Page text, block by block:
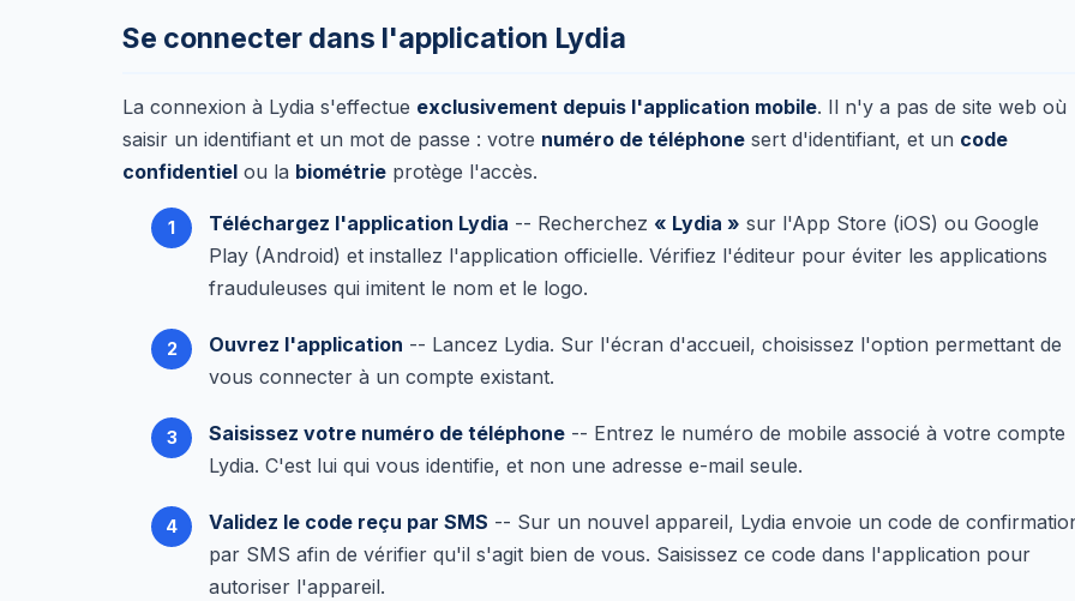
Se connecter dans l'application Lydia
La connexion à Lydia s'effectue exclusivement depuis l'application mobile. Il n'y a pas de site web où
saisir un identifiant et un mot de passe : votre numéro de téléphone sert d'identifiant, et un code
confidentiel ou la biométrie protège l'accès.
Téléchargez l'application Lydia -- Recherchez « Lydia » sur l'App Store (iOS) ou Google
Play (Android) et installez l'application officielle. Vérifiez l'éditeur pour éviter les applications
frauduleuses qui imitent le nom et le logo.
Ouvrez l'application -- Lancez Lydia. Sur l'écran d'accueil, choisissez l'option permettant de
vous connecter à un compte existant.
Saisissez votre numéro de téléphone -- Entrez le numéro de mobile associé à votre compte
Lydia. C'est lui qui vous identifie, et non une adresse e-mail seule.
Validez le code reçu par SMS -- Sur un nouvel appareil, Lydia envoie un code de
par SMS afin de vérifier qu'il s'agit bien de vous. Saisissez ce code dans l'application pour
autoriser l'appareil.